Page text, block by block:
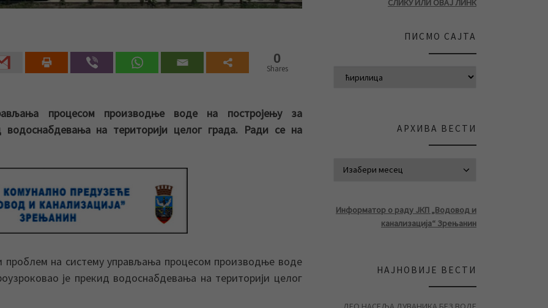
0
Shares
процесом производње воде на постројењу за
на територији целог града. Ради се на
на систему управљања процесом производње воде
је прекид водоснабдевања на територији целог
СЛИКУ ИЛИ ОВАЈ ЛИНК
ПИСМО САЈТА
АРХИВА ВЕСТИ
Информатор о раду ЈКП „Водовод и
канализација“ Зрењанин
НАЈНОВИЈЕ ВЕСТИ